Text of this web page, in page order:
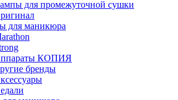
для промежуточной сушки
для маникюра
КОПИЯ
бренды